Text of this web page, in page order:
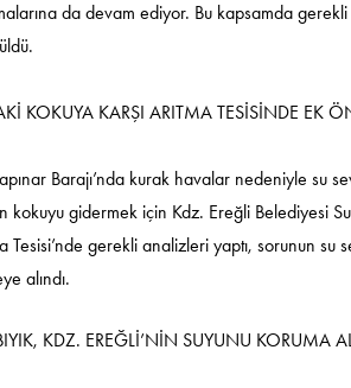
da devam ediyor. Bu kapsamda
KOKUYA KARŞI ARITMA TESİSİNDE EK
Barajı’nda kurak havalar nedeniyle su
kokuyu gidermek için Kdz. Ereğli Belediyesi
Tesisi’nde gerekli analizleri yaptı, sorunun
alındı.
KDZ. EREĞLİ’NİN SUYUNU KORUMA